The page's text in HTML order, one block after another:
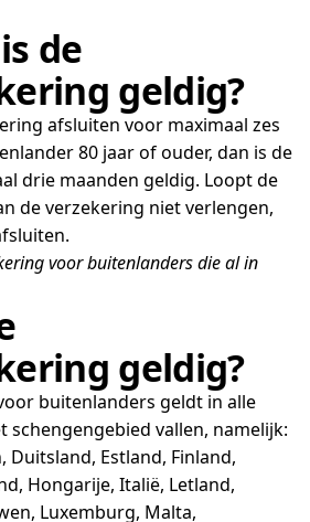
de
geldig?
afsluiten voor maximaal zes
80 jaar of ouder, dan is de
drie maanden geldig. Loopt de
de verzekering niet verlengen,
voor buitenlanders die al in
geldig?
buitenlanders geldt in alle
schengengebied vallen, namelijk:
Duitsland, Estland, Finland,
Hongarije, Italië, Letland,
Luxemburg, Malta,